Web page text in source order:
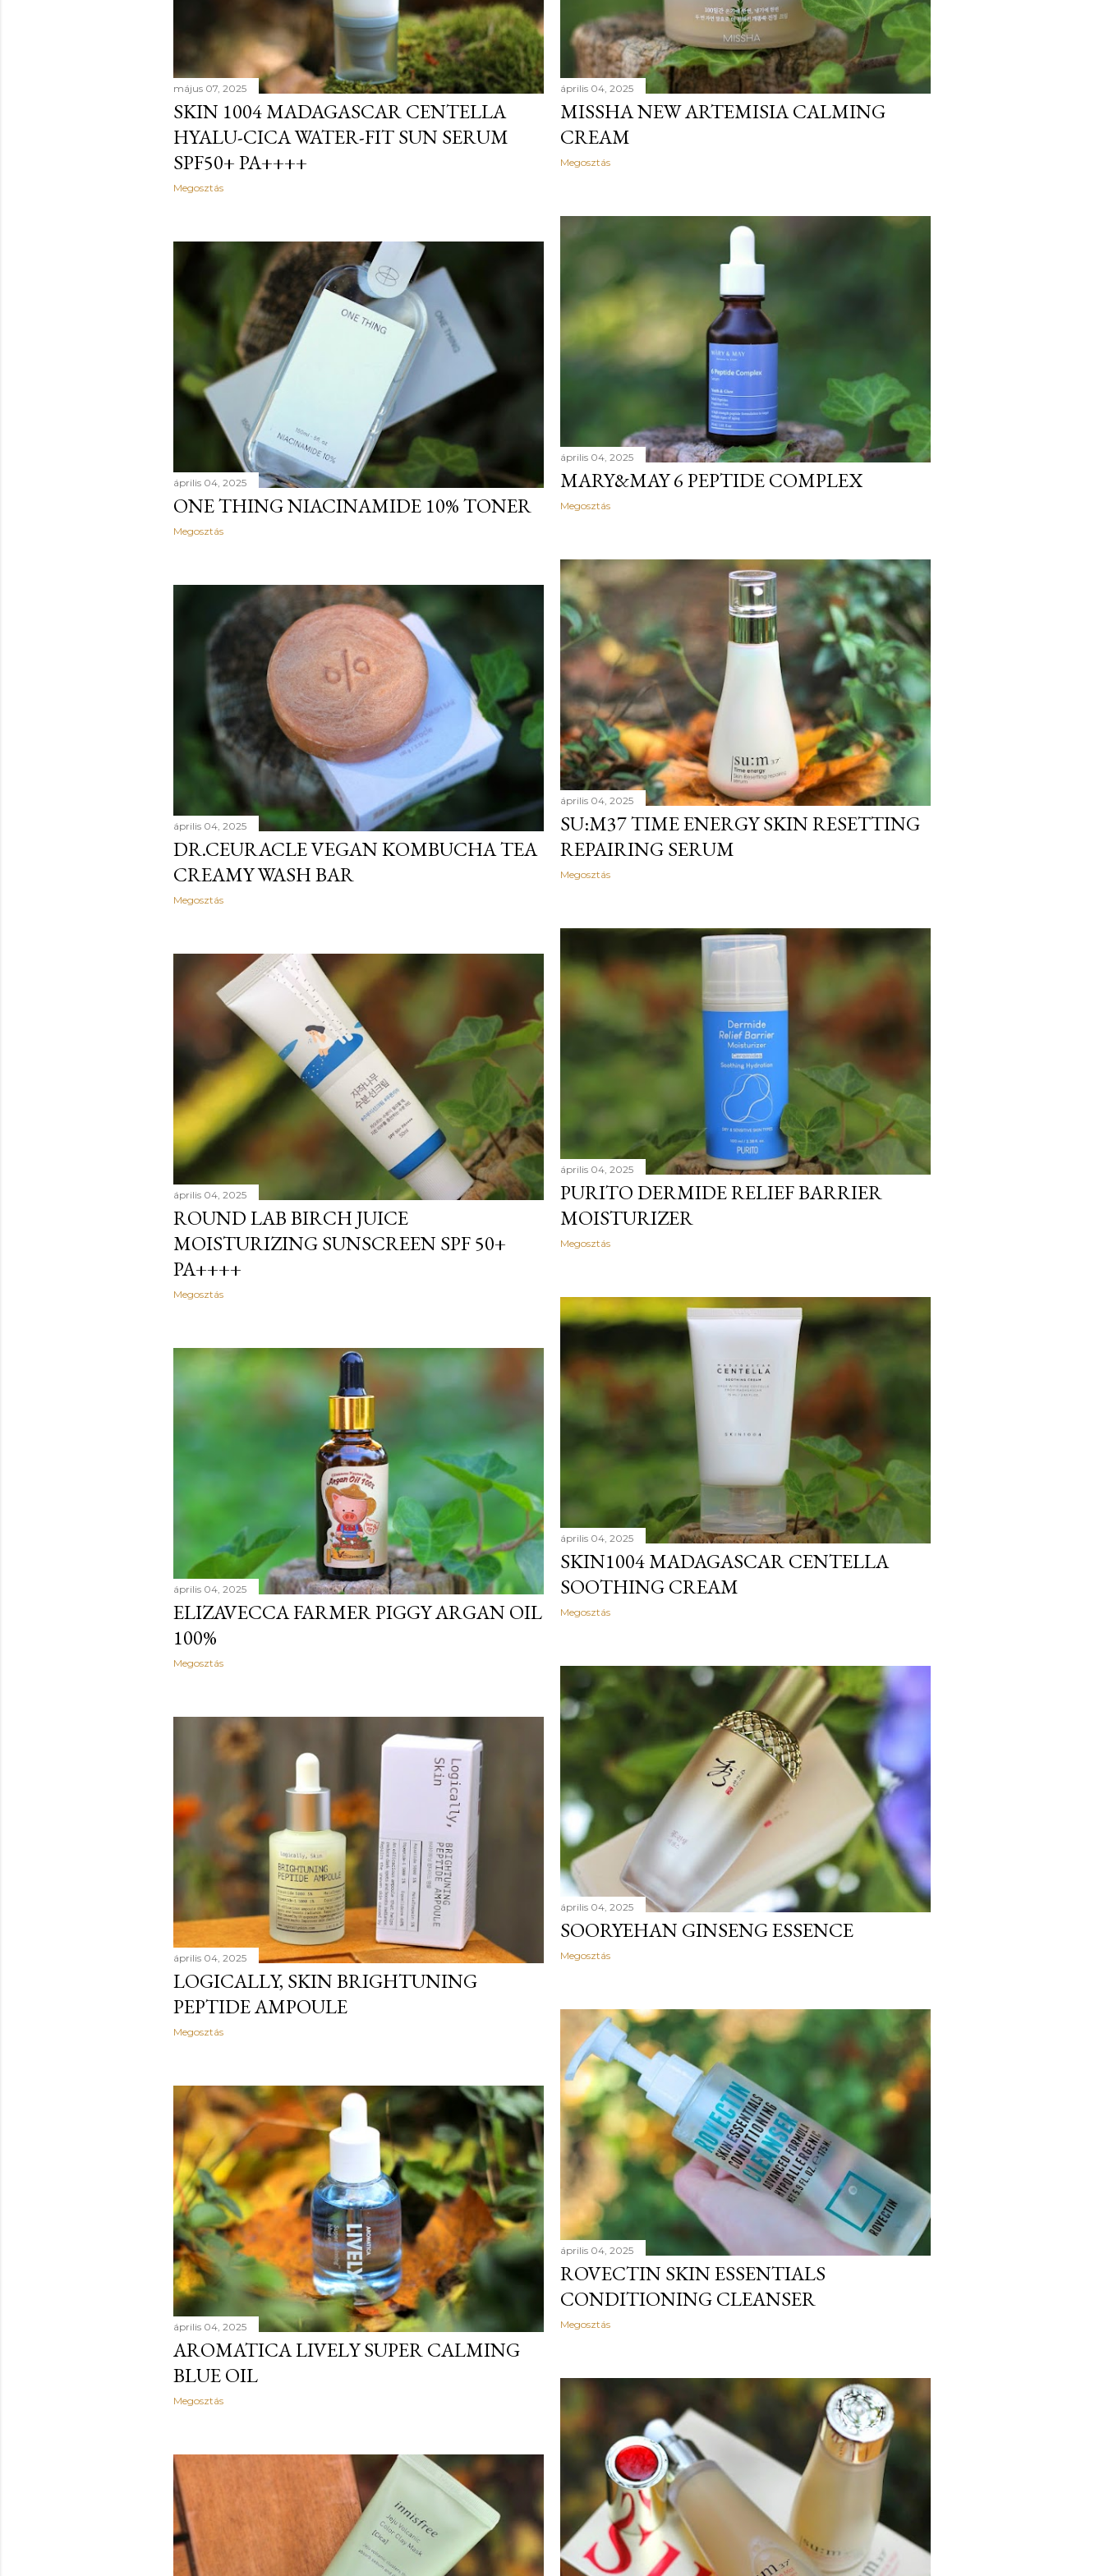
e
k
május 07, 2025
SKIN 1004 MADAGASCAR CENTELLA
HYALU-CICA WATER-FIT SUN SERUM
SPF50+ PA++++
Megosztás
április 04, 2025
MISSHA NEW ARTEMISIA CALMING
CREAM
Megosztás
április 04, 2025
MARY&MAY 6 PEPTIDE COMPLEX
Megosztás
április 04, 2025
ONE THING NIACINAMIDE 10% TONER
Megosztás
április 04, 2025
SU:M37 TIME ENERGY SKIN RESETTING
REPAIRING SERUM
Megosztás
április 04, 2025
DR.CEURACLE VEGAN KOMBUCHA TEA
CREAMY WASH BAR
Megosztás
április 04, 2025
PURITO DERMIDE RELIEF BARRIER
MOISTURIZER
Megosztás
április 04, 2025
ROUND LAB BIRCH JUICE
MOISTURIZING SUNSCREEN SPF 50+
PA++++
Megosztás
április 04, 2025
SKIN1004 MADAGASCAR CENTELLA
SOOTHING CREAM
Megosztás
április 04, 2025
ELIZAVECCA FARMER PIGGY ARGAN OIL
100%
Megosztás
április 04, 2025
SOORYEHAN GINSENG ESSENCE
Megosztás
április 04, 2025
LOGICALLY, SKIN BRIGHTUNING
PEPTIDE AMPOULE
Megosztás
április 04, 2025
ROVECTIN SKIN ESSENTIALS
CONDITIONING CLEANSER
Megosztás
április 04, 2025
AROMATICA LIVELY SUPER CALMING
BLUE OIL
Megosztás